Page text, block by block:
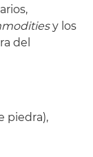
y los
del
piedra),